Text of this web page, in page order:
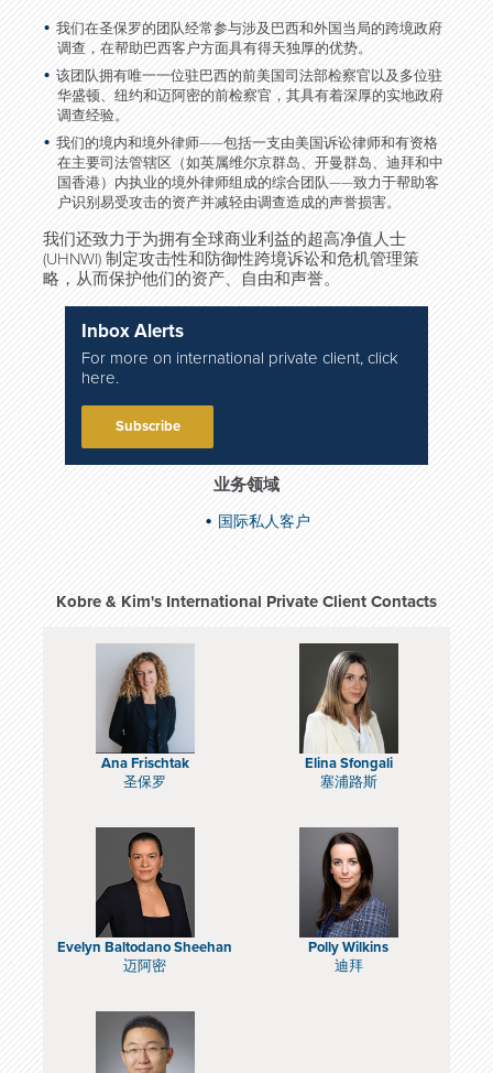
我们在圣保罗的团队经常参与涉及巴西和外国当局的跨境政府
调查，在帮助巴西客户方面具有得天独厚的优势。
该团队拥有唯一一位驻巴西的前美国司法部检察官以及多位驻
华盛顿、纽约和迈阿密的前检察官，其具有着深厚的实地政府
调查经验。
我们的境内和境外律师——包括一支由美国诉讼律师和有资格
在主要司法管辖区（如英属维尔京群岛、开曼群岛、迪拜和中
国香港）内执业的境外律师组成的综合团队——致力于帮助客
户识别易受攻击的资产并减轻由调查造成的声誉损害。
我们还致力于为拥有全球商业利益的超高净值人士
(UHNWI) 制定攻击性和防御性跨境诉讼和危机管理策
略，从而保护他们的资产、自由和声誉。
Inbox Alerts
For more on international private client, click
here.
Subscribe
业务领域
国际私人客户
Kobre & Kim's International Private Client Contacts
Ana Frischtak
圣保罗
Elina Sfongali
塞浦路斯
Evelyn Baltodano Sheehan
迈阿密
Polly Wilkins
迪拜